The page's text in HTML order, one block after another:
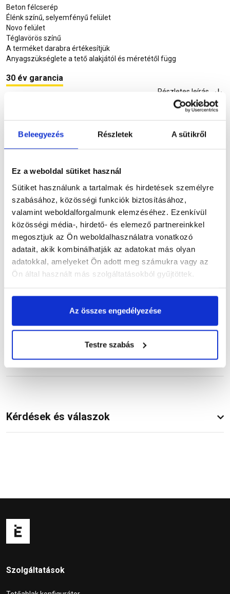
Beleegyezés Részletek A sütikről
Ez a weboldal sütiket használ
Sütiket használunk a tartalmak és hirdetések személyre
szabásához, közösségi funkciók biztosításához,
valamint weboldalforgalmunk elemzéséhez. Ezenkívül
közösségi média-, hirdető- és elemező partnereinkkel
megosztjuk az Ön weboldalhasználatra vonatkozó
adatait, akik kombinálhatják az adatokat más olyan
adatokkal, amelyeket Ön adott meg számukra vagy az
Ön által használt más szolgáltatásokból gyűjtöttek.
Az összes engedélyezése
Testre szabás
Beton félcserép
Élénk színű, selyemfényű felület
Novo felület
Téglavörös színű
A terméket darabra értékesítjük
Anyagszükséglete a tető alakjától és méretétől függ
30 év garancia
Részletes leírás
Szükséged lehet rá
Részletes leírás
Termékinformáció
Dokumentumok(1)
Vásárlói vélemények
Kérdések és válaszok
Szolgáltatások